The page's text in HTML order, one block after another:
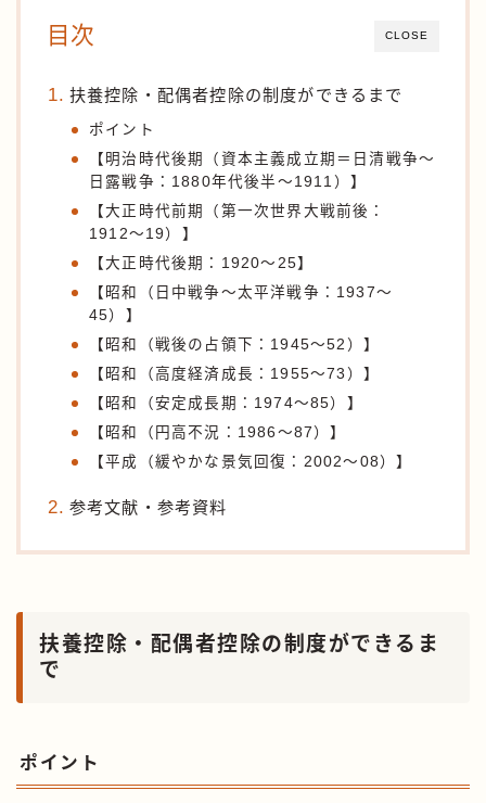
CLOSE
目次
扶養控除・配偶者控除の制度ができるまで
ポイント
【明治時代後期（資本主義成立期＝日清戦争〜
日露戦争：1880年代後半〜1911）】
【大正時代前期（第一次世界大戦前後：
1912〜19）】
【大正時代後期：1920〜25】
【昭和（日中戦争〜太平洋戦争：1937〜
45）】
【昭和（戦後の占領下：1945〜52）】
【昭和（高度経済成長：1955〜73）】
【昭和（安定成長期：1974〜85）】
【昭和（円高不況：1986〜87）】
【平成（緩やかな景気回復：2002〜08）】
参考文献・参考資料
扶養控除・配偶者控除の制度ができるま
で
ポイント